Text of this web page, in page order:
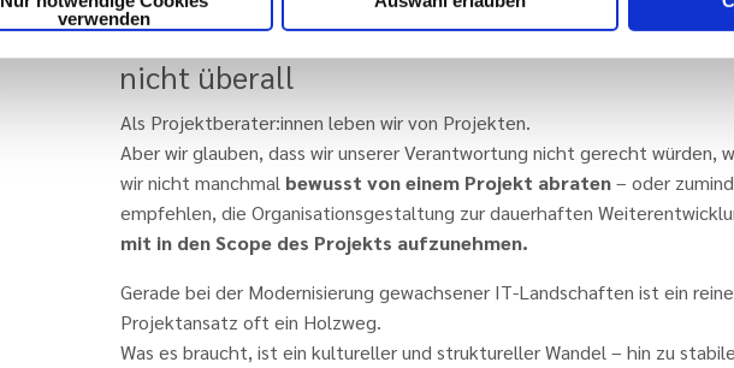
verwendenUnser Fazit: Projekte haben ihren Platz – aber
nicht überall
Als Projektberater:innen leben wir von Projekten.
Aber wir glauben, dass wir unserer Verantwortung nicht gerecht würden,
wir nicht manchmal bewusst von einem Projekt abraten– oder
empfehlen, die Organisationsgestaltung zur dauerhaften
mit in den Scope des Projekts aufzunehmen.
Gerade bei der Modernisierung gewachsener IT-Landschaften ist ein
Projektansatz oft ein Holzweg.
Was es braucht, ist ein kultureller und struktureller Wandel – hin zu